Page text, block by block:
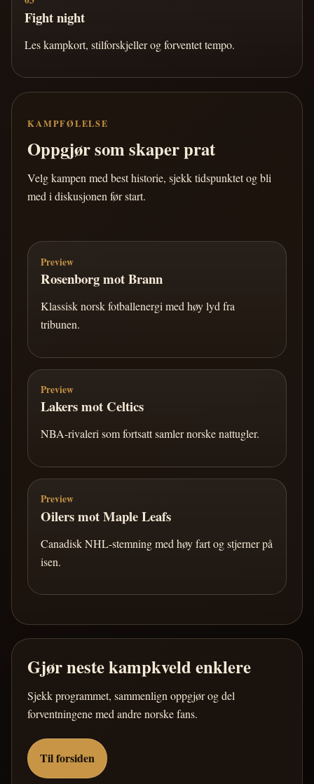
Fight night
Les kampkort, stilforskjeller og forventet tempo.
KAMPFØLELSE
Oppgjør som skaper prat
Velg kampen med best historie, sjekk tidspunktet og bli
med i diskusjonen før start.
Preview
Rosenborg mot Brann
Klassisk norsk fotballenergi med høy lyd fra
tribunen.
Preview
Lakers mot Celtics
NBA-rivaleri som fortsatt samler norske nattugler.
Preview
Oilers mot Maple Leafs
Canadisk NHL-stemning med høy fart og stjerner på
isen.
Gjør neste kampkveld enklere
Sjekk programmet, sammenlign oppgjør og del
forventningene med andre norske fans.
Til forsiden